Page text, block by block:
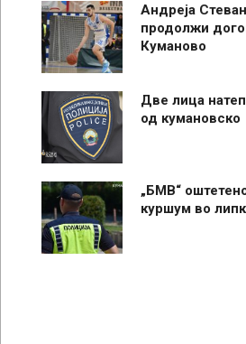
Андреја
продолжи
Куманово
Две лица
од кумановско
„БМВ“
куршум во